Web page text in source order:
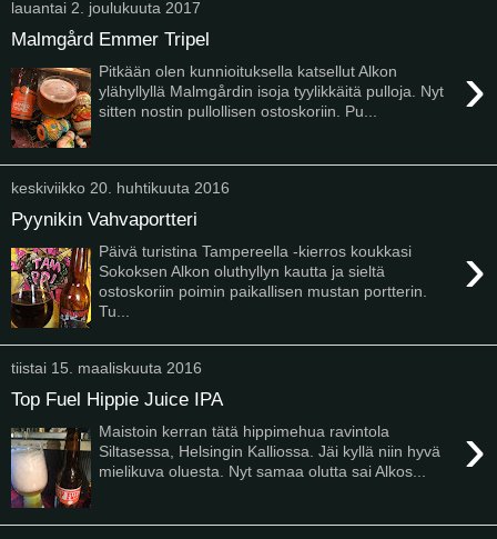
lauantai 2. joulukuuta 2017
Malmgård Emmer Tripel
›
Pitkään olen kunnioituksella katsellut Alkon
ylähyllyllä Malmgårdin isoja tyylikkäitä pulloja. Nyt
sitten nostin pullollisen ostoskoriin. Pu...
keskiviikko 20. huhtikuuta 2016
Pyynikin Vahvaportteri
›
Päivä turistina Tampereella -kierros koukkasi
Sokoksen Alkon oluthyllyn kautta ja sieltä
ostoskoriin poimin paikallisen mustan portterin.
Tu...
tiistai 15. maaliskuuta 2016
Top Fuel Hippie Juice IPA
›
Maistoin kerran tätä hippimehua ravintola
Siltasessa, Helsingin Kalliossa. Jäi kyllä niin hyvä
mielikuva oluesta. Nyt samaa olutta sai Alkos...